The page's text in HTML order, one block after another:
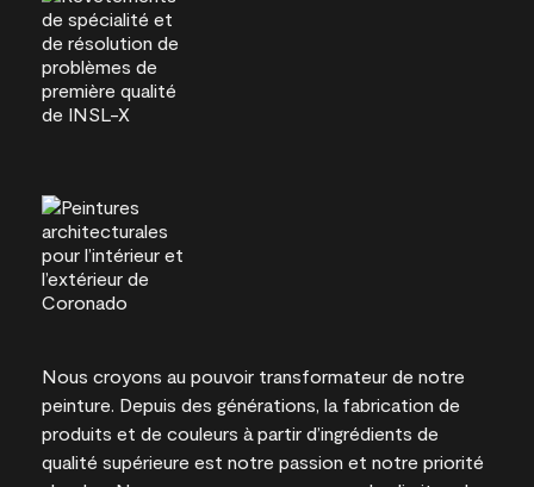
Nous croyons au pouvoir transformateur de notre
peinture. Depuis des générations, la fabrication de
produits et de couleurs à partir d’ingrédients de
qualité supérieure est notre passion et notre priorité